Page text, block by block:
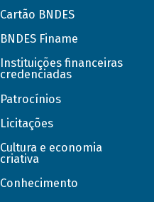
Cartão BNDES
BNDES Finame
Instituições financeiras
credenciadas
Patrocínios
Licitações
Cultura e economia
criativa
Conhecimento